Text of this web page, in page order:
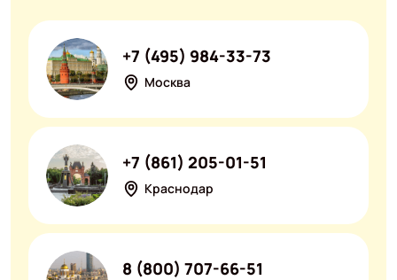
Москва
+7 (495) 984-33-73
Краснодар
+7 (861) 205-01-51
8 (800) 707-66-51